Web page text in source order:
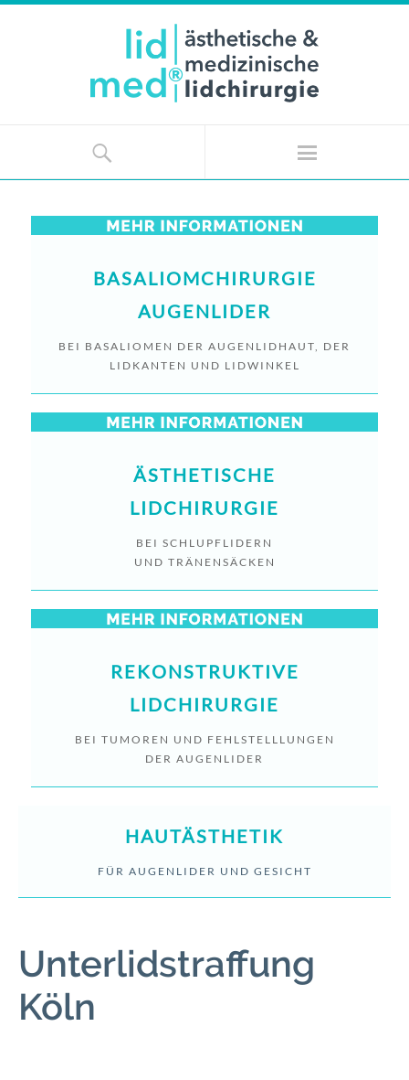
BASALIOMCHIRURGIE
AUGENLIDER
BEI BASALIOMEN DER AUGENLIDHAUT, DER
LIDKANTEN UND LIDWINKEL
ÄSTHETISCHE
LIDCHIRURGIE
BEI SCHLUPFLIDERN
UND TRÄNENSÄCKEN
REKONSTRUKTIVE
LIDCHIRURGIE
BEI TUMOREN UND FEHLSTELLLUNGEN
DER AUGENLIDER
HAUTÄSTHETIK
FÜR AUGENLIDER UND GESICHT
Unterlidstraffung
Köln